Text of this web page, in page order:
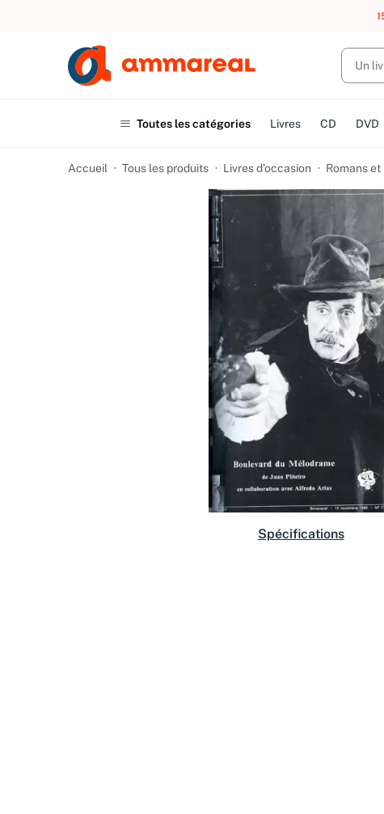
UN ACHAT,
Toutes les catégories Livres CD DVD
Accueil Tous les produits Livres d’occasion Romans
Spécifications